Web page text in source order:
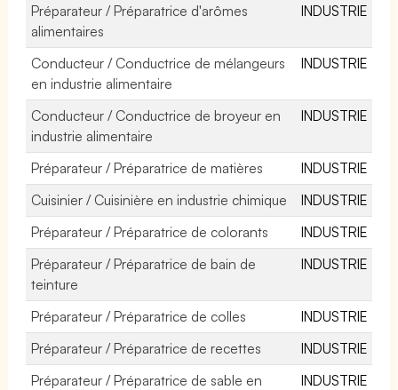
Préparateur / Préparatrice d'arômes
alimentaires
INDUSTRIE
Conducteur / Conductrice de mélangeurs
en industrie alimentaire
INDUSTRIE
Conducteur / Conductrice de broyeur en
industrie alimentaire
INDUSTRIE
Préparateur / Préparatrice de matières
INDUSTRIE
Cuisinier / Cuisinière en industrie chimique
INDUSTRIE
Préparateur / Préparatrice de colorants
INDUSTRIE
Préparateur / Préparatrice de bain de
teinture
INDUSTRIE
Préparateur / Préparatrice de colles
INDUSTRIE
Préparateur / Préparatrice de recettes
INDUSTRIE
Préparateur / Préparatrice de sable en
INDUSTRIE